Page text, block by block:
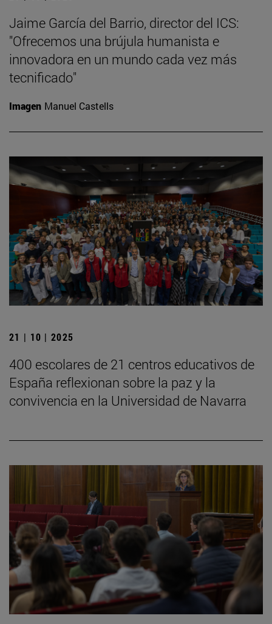
Jaime García del Barrio, director del ICS:
"Ofrecemos una brújula humanista e
innovadora en un mundo cada vez más
tecnificado"
Imagen Manuel Castells
21 | 10 | 2025
400 escolares de 21 centros educativos de
España reflexionan sobre la paz y la
convivencia en la Universidad de Navarra